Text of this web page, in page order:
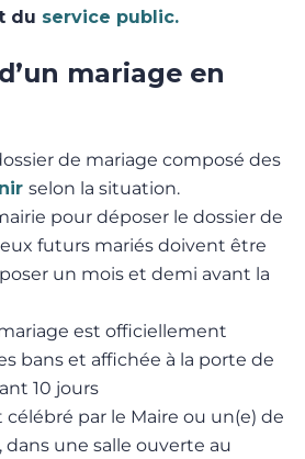
du service public.
mariage en
de mariage composé des
selon la situation.
pour déposer le dossier de
futurs mariés doivent être
un mois et demi avant la
est officiellement
bans et affichée à la porte de
10 jours
célébré par le Maire ou un(e) de
dans une salle ouverte au